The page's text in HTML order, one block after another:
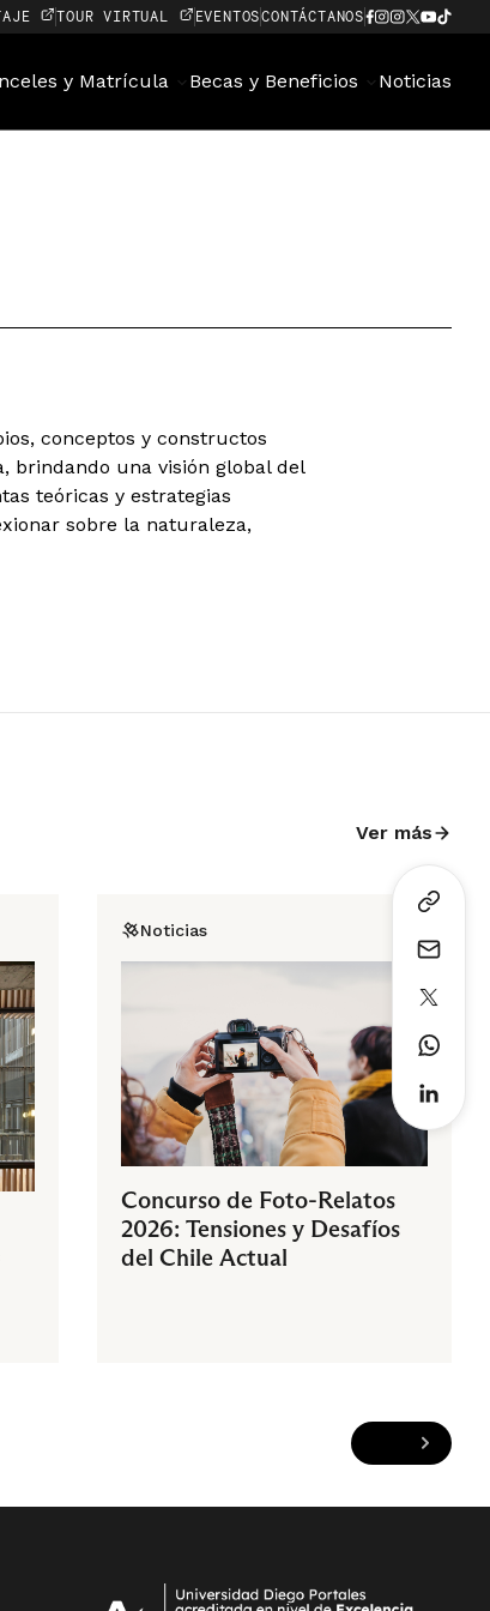
TOUR VIRTUAL EVENTOSCONTÁCTANOS
y Matrícula Becas y Beneficios Noticias
conceptos y constructos
brindando una visión global del
teóricas y estrategias
sobre la naturaleza,
Ver más
Noticias
Concurso de Foto-Relatos
2026: Tensiones y Desafíos
del Chile Actual